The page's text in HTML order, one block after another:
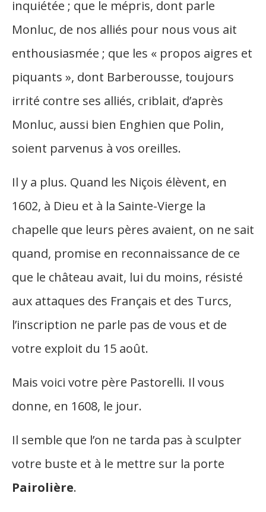
inquiétée ; que le mépris, dont parle
Monluc, de nos alliés pour nous vous ait
enthousiasmée ; que les « propos aigres et
piquants », dont Barberousse, toujours
irrité contre ses alliés, criblait, d’après
Monluc, aussi bien Enghien que Polin,
soient parvenus à vos oreilles.
Il y a plus. Quand les Niçois élèvent, en
1602, à Dieu et à la Sainte-Vierge la
chapelle que leurs pères avaient, on ne sait
quand, promise en reconnaissance de ce
que le château avait, lui du moins, résisté
aux attaques des Français et des Turcs,
l’inscription ne parle pas de vous et de
votre exploit du 15 août.
Mais voici votre père Pastorelli. Il vous
donne, en 1608, le jour.
Il semble que l’on ne tarda pas à sculpter
votre buste et à le mettre sur la porte
Pairolière.